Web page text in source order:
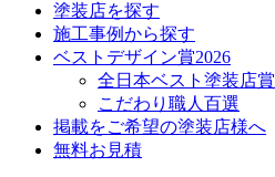
塗装店を探す
施工事例から探す
ベストデザイン賞2026
全日本ベスト塗装店賞
こだわり職人百選
掲載をご希望の塗装店様へ
無料お見積